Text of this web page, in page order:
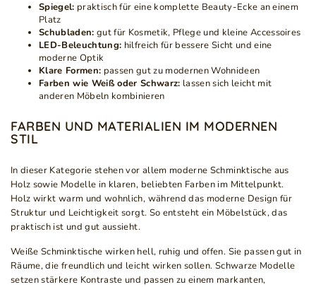
Spiegel: praktisch für eine komplette Beauty-Ecke an einem
Platz
Schubladen: gut für Kosmetik, Pflege und kleine Accessoires
LED-Beleuchtung: hilfreich für bessere Sicht und eine
moderne Optik
Klare Formen: passen gut zu modernen Wohnideen
Farben wie Weiß oder Schwarz: lassen sich leicht mit
anderen Möbeln kombinieren
FARBEN UND MATERIALIEN IM MODERNEN
STIL
In dieser Kategorie stehen vor allem moderne Schminktische aus
Holz sowie Modelle in klaren, beliebten Farben im Mittelpunkt.
Holz wirkt warm und wohnlich, während das moderne Design für
Struktur und Leichtigkeit sorgt. So entsteht ein Möbelstück, das
praktisch ist und gut aussieht.
Weiße Schminktische wirken hell, ruhig und offen. Sie passen gut in
Räume, die freundlich und leicht wirken sollen. Schwarze Modelle
setzen stärkere Kontraste und passen zu einem markanten,